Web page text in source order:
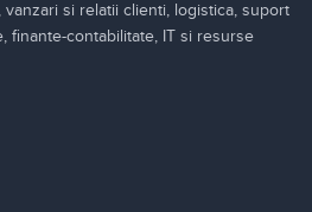
si relatii clienti, logistica, suport
finante-contabilitate, IT si resurse